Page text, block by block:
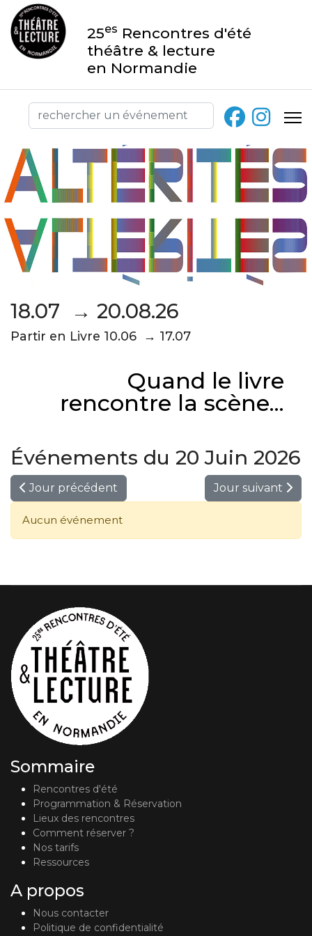
25es Rencontres d'été
théâtre & lecture
en Normandie
18.07 → 20.08.26
Partir en Livre 10.06 → 17.07
Quand le livre
rencontre la scène...
Événements du 20 Juin 2026
Jour précédent Jour suivant
Aucun événement
Sommaire
Rencontres d'été
Programmation & Réservation
Lieux des rencontres
Comment réserver ?
Nos tarifs
Ressources
A propos
Nous contacter
Politique de confidentialité